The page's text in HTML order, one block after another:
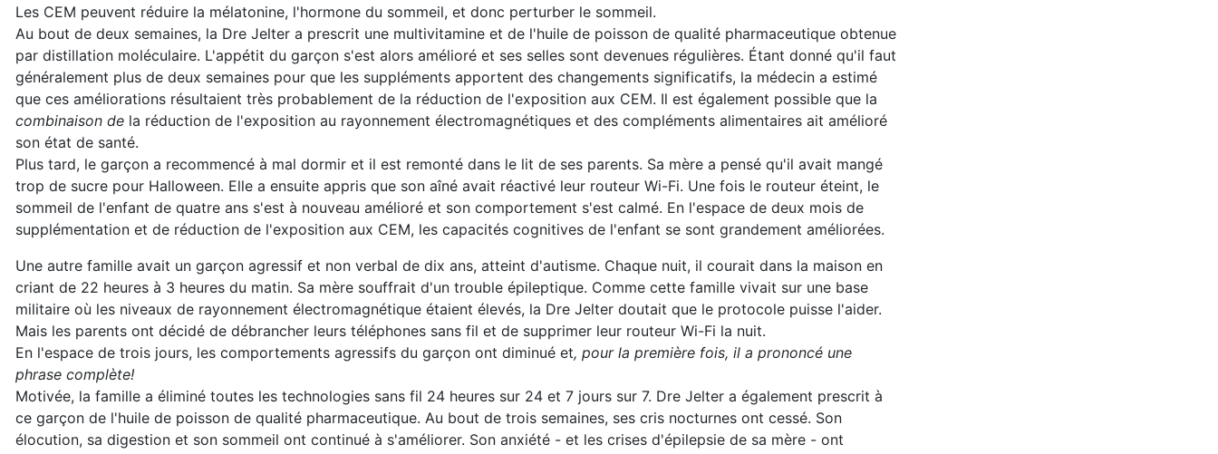
Les CEM peuvent réduire la mélatonine, l'hormone du sommeil, et donc perturber le sommeil.
Au bout de deux semaines, la Dre Jelter a prescrit une multivitamine et de l'huile de poisson de qualité pharmaceutique obtenue
par distillation moléculaire. L'appétit du garçon s'est alors amélioré et ses selles sont devenues régulières. Étant donné qu'il faut
généralement plus de deux semaines pour que les suppléments apportent des changements significatifs, la médecin a estimé
que ces améliorations résultaient très probablement de la réduction de l'exposition aux CEM. Il est également possible que la
combinaison de la réduction de l'exposition au rayonnement électromagnétiques et des compléments alimentaires ait amélioré
son état de santé.
Plus tard, le garçon a recommencé à mal dormir et il est remonté dans le lit de ses parents. Sa mère a pensé qu'il avait mangé
trop de sucre pour Halloween. Elle a ensuite appris que son aîné avait réactivé leur routeur Wi-Fi. Une fois le routeur éteint, le
sommeil de l'enfant de quatre ans s'est à nouveau amélioré et son comportement s'est calmé. En l'espace de deux mois de
supplémentation et de réduction de l'exposition aux CEM, les capacités cognitives de l'enfant se sont grandement améliorées.
Une autre famille avait un garçon agressif et non verbal de dix ans, atteint d'autisme. Chaque nuit, il courait dans la maison en
criant de 22 heures à 3 heures du matin. Sa mère souffrait d'un trouble épileptique. Comme cette famille vivait sur une base
militaire où les niveaux de rayonnement électromagnétique étaient élevés, la Dre Jelter doutait que le protocole puisse l'aider.
Mais les parents ont décidé de débrancher leurs téléphones sans fil et de supprimer leur routeur Wi-Fi la nuit.
En l'espace de trois jours, les comportements agressifs du garçon ont diminué et, pour la première fois, il a prononcé une
phrase complète!
Motivée, la famille a éliminé toutes les technologies sans fil 24 heures sur 24 et 7 jours sur 7. Dre Jelter a également prescrit à
ce garçon de l'huile de poisson de qualité pharmaceutique. Au bout de trois semaines, ses cris nocturnes ont cessé. Son
élocution, sa digestion et son sommeil ont continué à s'améliorer. Son anxiété - et les crises d'épilepsie de sa mère - ont